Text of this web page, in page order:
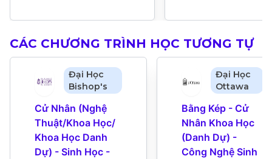
CÁC CHƯƠNG TRÌNH HỌC TƯƠNG TỰ
Đại Học
Bishop's
Cử Nhân (Nghệ
Thuật/Khoa Học/
Khoa Học Danh
Dự) - Sinh Học -
Đại Học
Ottawa
Bằng Kép - Cử
Nhân Khoa Học
(Danh Dự) -
Công Nghệ Sinh